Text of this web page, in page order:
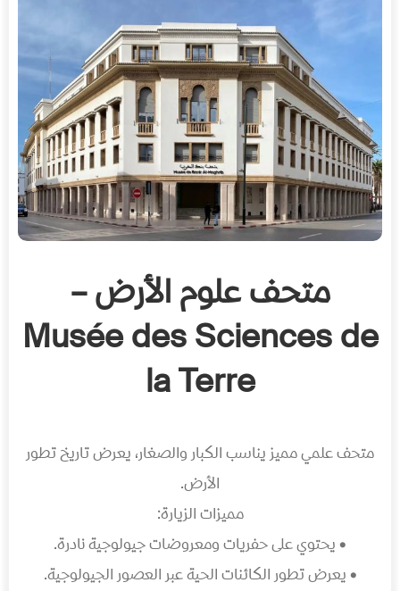
متحف علوم الأرض –
Musée des Sciences de
la Terre
متحف علمي مميز يناسب الكبار والصغار، يعرض تاريخ تطور
الأرض.
مميزات الزيارة:
• يحتوي على حفريات ومعروضات جيولوجية نادرة.
• يعرض تطور الكائنات الحية عبر العصور الجيولوجية.